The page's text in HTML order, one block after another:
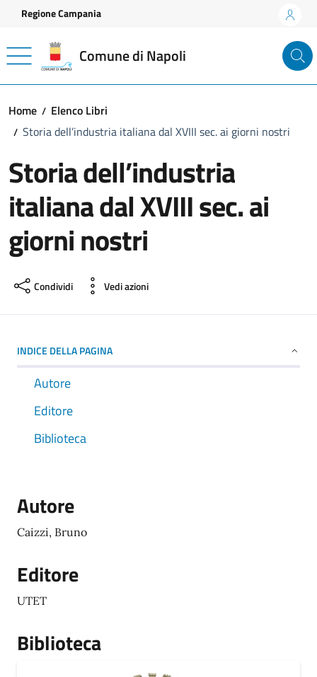
Vai ai contenuti
Vai al footer
Regione Campania
Comune di Napoli
Home
Elenco Libri
Storia dell’industria italiana dal XVIII sec. ai giorni nostri
Storia dell’industria
italiana dal XVIII sec. ai
giorni nostri
Condividi Vedi azioni
INDICE DELLA PAGINA
Autore
Editore
Biblioteca
Autore
Caizzi, Bruno
Editore
UTET
Biblioteca